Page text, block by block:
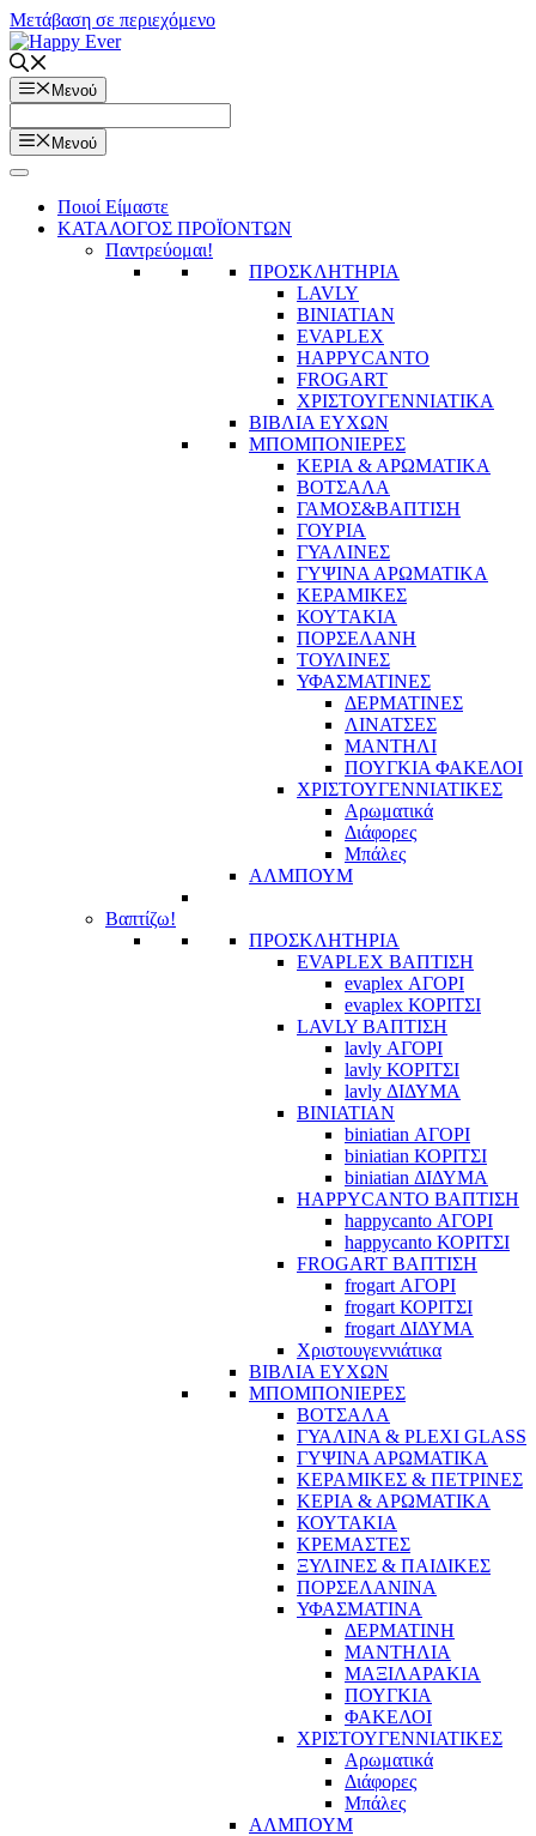
Μετάβαση σε περιεχόμενο
Μενού
Μενού
Ποιοί Είμαστε
ΚΑΤΑΛΟΓΟΣ ΠΡΟΪΟΝΤΩΝ
Παντρεύομαι!
ΠΡΟΣΚΛΗΤΗΡΙΑ
LAVLY
BINIATIAN
EVAPLEX
HAPPYCANTO
FROGART
ΧΡΙΣΤΟΥΓΕΝΝΙΑΤΙΚΑ
ΒΙΒΛΙΑ ΕΥΧΩΝ
ΜΠΟΜΠΟΝΙΕΡΕΣ
ΚΕΡΙΑ & ΑΡΩΜΑΤΙΚΑ
ΒΟΤΣΑΛΑ
ΓΑΜΟΣ&ΒΑΠΤΙΣΗ
ΓΟΥΡΙΑ
ΓΥΑΛΙΝΕΣ
ΓΥΨΙΝΑ ΑΡΩΜΑΤΙΚΑ
ΚΕΡΑΜΙΚΕΣ
ΚΟΥΤΑΚΙΑ
ΠΟΡΣΕΛΑΝΗ
ΤΟΥΛΙΝΕΣ
ΥΦΑΣΜΑΤΙΝΕΣ
ΔΕΡΜΑΤΙΝΕΣ
ΛΙΝΑΤΣΕΣ
ΜΑΝΤΗΛΙ
ΠΟΥΓΚΙΑ ΦΑΚΕΛΟΙ
ΧΡΙΣΤΟΥΓΕΝΝΙΑΤΙΚΕΣ
Αρωματικά
Διάφορες
Μπάλες
ΑΛΜΠΟΥΜ
Βαπτίζω!
ΠΡΟΣΚΛΗΤΗΡΙΑ
EVAPLEX ΒΑΠΤΙΣΗ
evaplex ΑΓΟΡΙ
evaplex ΚΟΡΙΤΣΙ
LAVLY ΒΑΠΤΙΣΗ
lavly ΑΓΟΡΙ
lavly ΚΟΡΙΤΣΙ
lavly ΔΙΔΥΜΑ
BINIATIAN
biniatian ΑΓΟΡΙ
biniatian ΚΟΡΙΤΣΙ
biniatian ΔΙΔΥΜΑ
HAPPYCANTO ΒΑΠΤΙΣΗ
happycanto ΑΓΟΡΙ
happycanto ΚΟΡΙΤΣΙ
FROGART ΒΑΠΤΙΣΗ
frogart ΑΓΟΡΙ
frogart ΚΟΡΙΤΣΙ
frogart ΔΙΔΥΜΑ
Χριστουγεννιάτικα
ΒΙΒΛΙΑ ΕΥΧΩΝ
ΜΠΟΜΠΟΝΙΕΡΕΣ
ΒΟΤΣΑΛΑ
ΓΥΑΛΙΝΑ & PLEXI GLASS
ΓΥΨΙΝΑ ΑΡΩΜΑΤΙΚΑ
ΚΕΡΑΜΙΚΕΣ & ΠΕΤΡΙΝΕΣ
ΚΕΡΙΑ & ΑΡΩΜΑΤΙΚΑ
ΚΟΥΤΑΚΙΑ
ΚΡΕΜΑΣΤΕΣ
ΞΥΛΙΝΕΣ & ΠΑΙΔΙΚΕΣ
ΠΟΡΣΕΛΑΝΙΝΑ
ΥΦΑΣΜΑΤΙΝA
ΔΕΡΜΑΤΙΝΗ
ΜΑΝΤΗΛΙΑ
ΜΑΞΙΛΑΡΑΚΙΑ
ΠΟΥΓΚΙΑ
ΦΑΚΕΛΟΙ
ΧΡΙΣΤΟΥΓΕΝΝΙΑΤΙΚΕΣ
Αρωματικά
Διάφορες
Μπάλες
ΑΛΜΠΟΥΜ